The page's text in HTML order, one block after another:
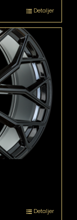
Detaljer
Detaljer